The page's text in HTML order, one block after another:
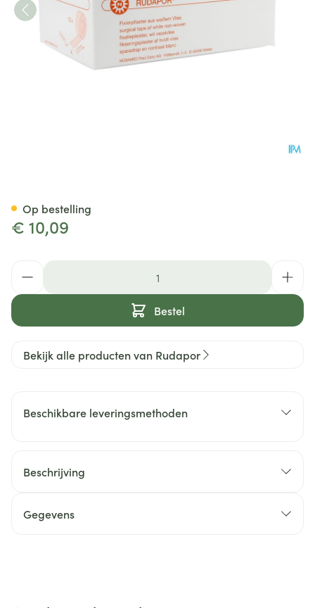
€ 10,09
Bestel
Op bestelling
Bekijk alle producten van Rudapor
Beschikbare leveringsmethoden
Beschrijving
Gegevens